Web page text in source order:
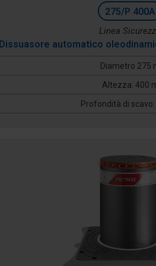
275/P 400A
Linea
Dissuasore automatico
Diametro 275
Altezza: 400
Profondità di